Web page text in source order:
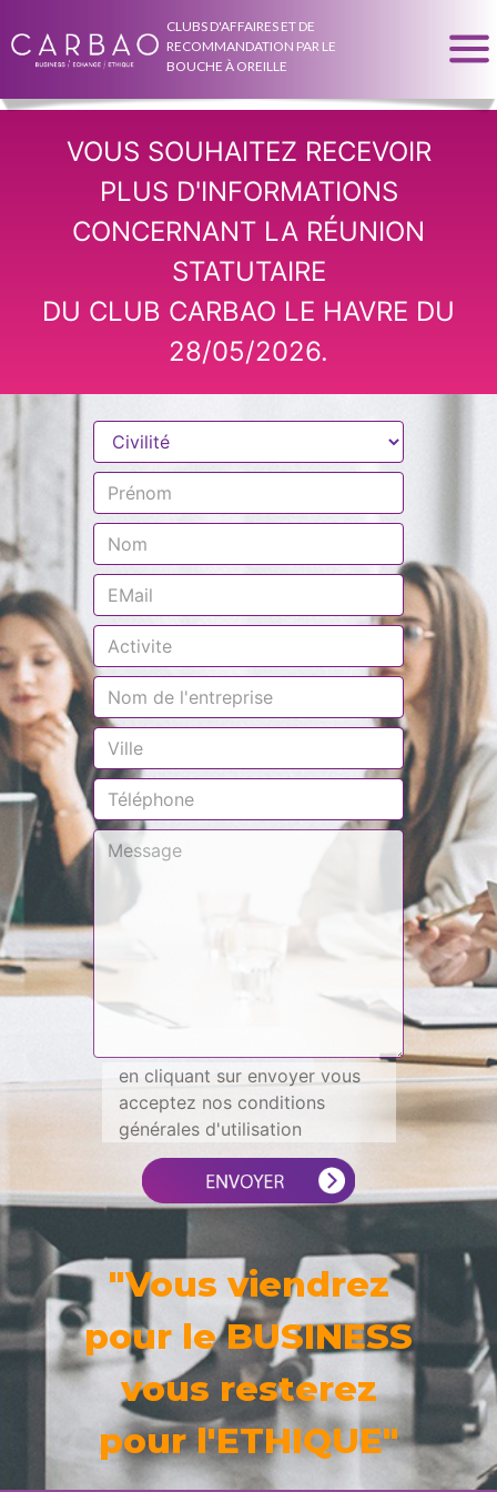
CLUBS D'AFFAIRES ET DE
RECOMMANDATION PAR LE
BOUCHE À OREILLE
VOUS SOUHAITEZ RECEVOIR
PLUS D'INFORMATIONS
CONCERNANT LA RÉUNION
STATUTAIRE
DU CLUB CARBAO LE HAVRE DU
28/05/2026.
en cliquant sur envoyer vous
acceptez nos conditions
générales d'utilisation
"Vous viendrez
pour le BUSINESS
vous resterez
pour l'ETHIQUE"